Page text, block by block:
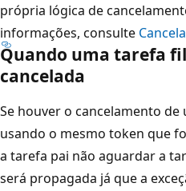
própria lógica de
informações, consulte
Quando uma tarefa
cancelada
Se houver o cancelamento
usando o mesmo token que
a tarefa pai não aguardar a
será propagada já que a